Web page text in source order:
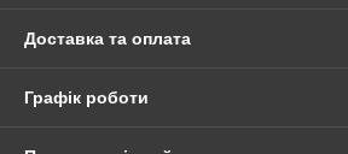
Доставка та оплата
Графік роботи